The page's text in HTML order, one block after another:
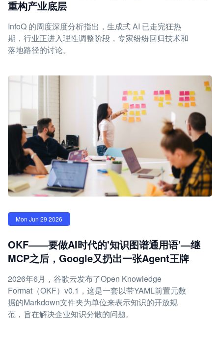
重构产业底层
InfoQ 的周度深度分析指出，生成式 AI 已走完狂热
期，行业正进入理性调整阶段，专家纷纷回归技术和
落地路径的讨论。
Mon Jun 29 2026
OKF——要做AI时代的'知识图谱通用语'—继
MCP之后，Google又扔出一张Agent王牌
2026年6月，谷歌云发布了Open Knowledge
Format（OKF）v0.1，这是一套以带YAML前置元数
据的Markdown文件夹为单位来表示知识的开放规
范，旨在解决企业知识分散的问题。